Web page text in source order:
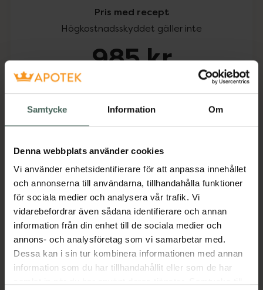
Samtycke Information Om
Denna webbplats använder cookies
Vi använder enhetsidentifierare för att anpassa innehållet
och annonserna till användarna, tillhandahålla funktioner
för sociala medier och analysera vår trafik. Vi
vidarebefordrar även sådana identifierare och annan
information från din enhet till de sociala medier och
annons- och analysföretag som vi samarbetar med.
Dessa kan i sin tur kombinera informationen med annan
information som du har tillhandahållit eller som de har
Pris med recept
Högkostnadsskyddet gäller inte
985 kr
Köp via ditt recept
Aktuella erbjudanden
Beskrivning
Läs alltid bipacksedeln innan
användning.
EAN:05391510237488